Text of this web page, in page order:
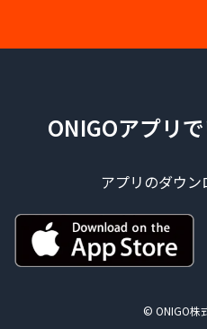
ONIGOアプリ
アプリのダウ
© ONIGO株